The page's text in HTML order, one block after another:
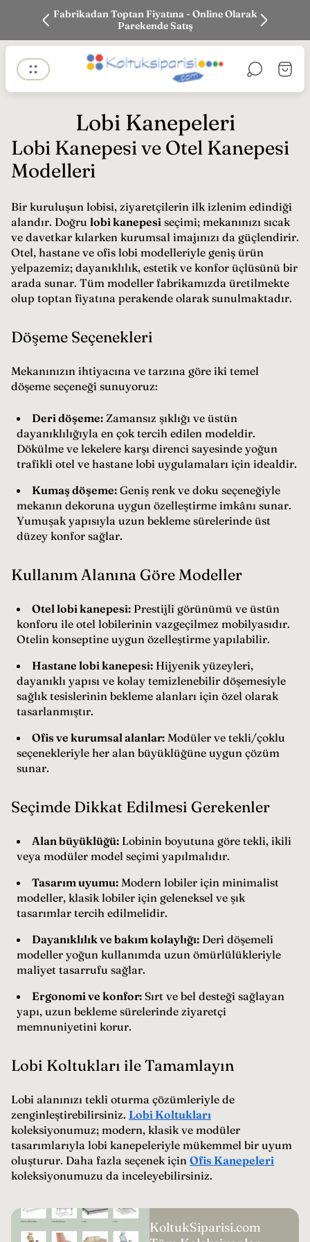
Fabrikadan Toptan Fiyatına - Online Olarak
Parekende Satış
Mağaza
logosu"
Sepet
Lobi Kanepeleri
Lobi Kanepesi ve Otel Kanepesi
Modelleri
Bir kuruluşun lobisi, ziyaretçilerin ilk izlenim edindiği
alandır. Doğru lobi kanepesi seçimi; mekanınızı sıcak
ve davetkar kılarken kurumsal imajınızı da güçlendirir.
Otel, hastane ve ofis lobi modelleriyle geniş ürün
yelpazemiz; dayanıklılık, estetik ve konfor üçlüsünü bir
arada sunar. Tüm modeller fabrikamızda üretilmekte
olup toptan fiyatına perakende olarak sunulmaktadır.
Döşeme Seçenekleri
Mekanınızın ihtiyacına ve tarzına göre iki temel
döşeme seçeneği sunuyoruz:
Deri döşeme: Zamansız şıklığı ve üstün
dayanıklılığıyla en çok tercih edilen modeldir.
Dökülme ve lekelere karşı direnci sayesinde yoğun
trafikli otel ve hastane lobi uygulamaları için idealdir.
Kumaş döşeme: Geniş renk ve doku seçeneğiyle
mekanın dekoruna uygun özelleştirme imkânı sunar.
Yumuşak yapısıyla uzun bekleme sürelerinde üst
düzey konfor sağlar.
Kullanım Alanına Göre Modeller
Otel lobi kanepesi: Prestijli görünümü ve üstün
konforu ile otel lobilerinin vazgeçilmez mobilyasıdır.
Otelin konseptine uygun özelleştirme yapılabilir.
Hastane lobi kanepesi: Hijyenik yüzeyleri,
dayanıklı yapısı ve kolay temizlenebilir döşemesiyle
sağlık tesislerinin bekleme alanları için özel olarak
tasarlanmıştır.
Ofis ve kurumsal alanlar: Modüler ve tekli/çoklu
seçenekleriyle her alan büyüklüğüne uygun çözüm
sunar.
Seçimde Dikkat Edilmesi Gerekenler
Alan büyüklüğü: Lobinin boyutuna göre tekli, ikili
veya modüler model seçimi yapılmalıdır.
Tasarım uyumu: Modern lobiler için minimalist
modeller, klasik lobiler için geleneksel ve şık
tasarımlar tercih edilmelidir.
Dayanıklılık ve bakım kolaylığı: Deri döşemeli
modeller yoğun kullanımda uzun ömürlülükleriyle
maliyet tasarrufu sağlar.
Ergonomi ve konfor: Sırt ve bel desteği sağlayan
yapı, uzun bekleme sürelerinde ziyaretçi
memnuniyetini korur.
Lobi Koltukları ile Tamamlayın
Lobi alanınızı tekli oturma çözümleriyle de
zenginleştirebilirsiniz. Lobi Koltukları
koleksiyonumuz; modern, klasik ve modüler
tasarımlarıyla lobi kanepeleriyle mükemmel bir uyum
oluşturur. Daha fazla seçenek için Ofis Kanepeleri
koleksiyonumuzu da inceleyebilirsiniz.
KoltukSiparisi.com